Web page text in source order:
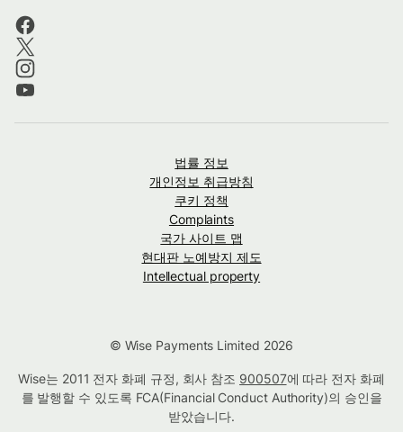
법률 정보
개인정보 취급방침
쿠키 정책
Complaints
국가 사이트 맵
현대판 노예방지 제도
Intellectual property
© Wise Payments Limited 2026
Wise는 2011 전자 화폐 규정, 회사 참조 900507에 따라 전자 화폐
를 발행할 수 있도록 FCA(Financial Conduct Authority)의 승인을
받았습니다.